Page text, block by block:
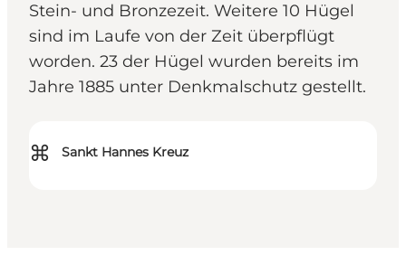
Stein- und Bronzezeit. Weitere 10 Hügel
sind im Laufe von der Zeit überpflügt
worden. 23 der Hügel wurden bereits im
Jahre 1885 unter Denkmalschutz gestellt.
⌘ Sankt Hannes Kreuz